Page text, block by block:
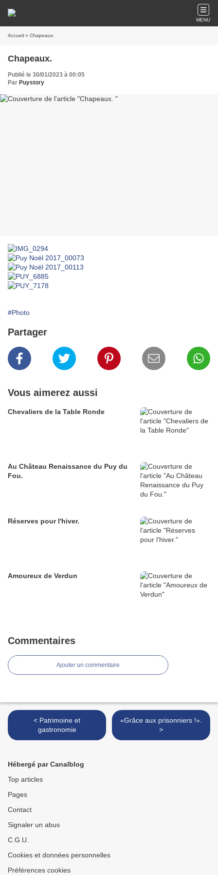
MENU
Accueil » Chapeaux.
Chapeaux.
Publié le 30/01/2023 à 00:05
Par Puystory
#Photo
Partager
Vous aimerez aussi
Chevaliers de la Table Ronde
Au Château Renaissance du Puy du
Fou.
Réserves pour l'hiver.
Amoureux de Verdun
Commentaires
Ajouter un commentaire
< Patrimoine et
gastronomie
«Grâce aux prisonniers !».
>
Hébergé par Canalblog
Top articles
Pages
Contact
Signaler un abus
C.G.U.
Cookies et données personnelles
Préférences cookies